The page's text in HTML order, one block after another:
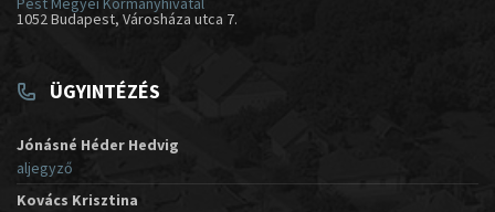
1052 Budapest, Városháza utca 7.
ÜGYINTÉZÉS
Jónásné Héder Hedvig
aljegyző
Kovács Krisztina